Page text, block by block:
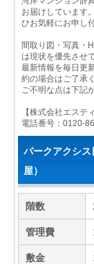
お届けしています
ひお気軽にお申し
間取り図・写真・
は現状を優先させ
最新情報を毎日更
約の場合はご了承
ご不明な点は下記
【株式会社エステ
電話番号：0120-
パークアクシ
屋）
階数
管理費
敷金